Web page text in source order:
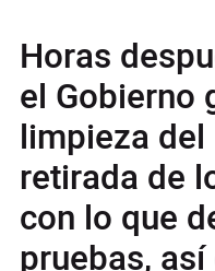
Horas
el Gobierno
limpieza
retirada de
con lo que
pruebas,